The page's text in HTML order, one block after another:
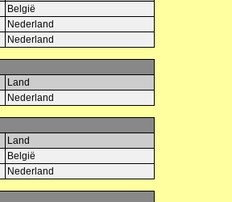
België
Nederland
Nederland
Land
Nederland
Land
België
Nederland